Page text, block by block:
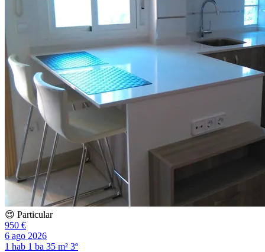
😍 Particular
950 €
6 ago 2026
1 hab 1 ba 35 m² 3º